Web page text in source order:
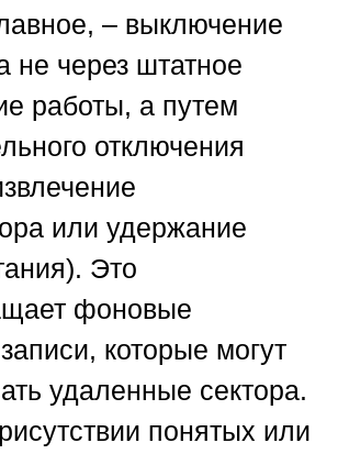
– выключение
не через штатное
работы, а путем
отключения
или удержание
Это
фоновые
которые могут
удаленные сектора.
понятых или